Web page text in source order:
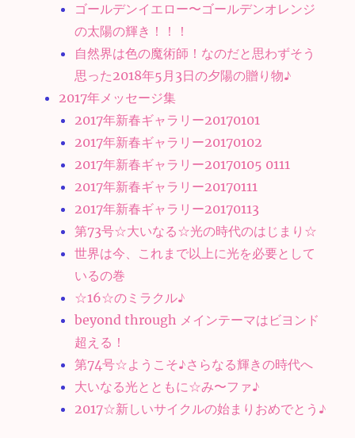
ゴールデンイエロー〜ゴールデンオレンジ
の太陽の輝き！！！
自然界は色の魔術師！なのだと思わずそう
思った2018年5月3日の夕陽の贈り物♪
2017年メッセージ集
2017年新春ギャラリー20170101
2017年新春ギャラリー20170102
2017年新春ギャラリー20170105 0111
2017年新春ギャラリー20170111
2017年新春ギャラリー20170113
第73号☆大いなる☆光の時代のはじまり☆
世界は今、これまで以上に光を必要として
いるの巻
☆16☆のミラクル♪
beyond through メインテーマはビヨンド
超える！
第74号☆ようこそ♪さらなる輝きの時代へ
大いなる光とともに☆み〜ファ♪
2017☆新しいサイクルの始まりおめでとう♪